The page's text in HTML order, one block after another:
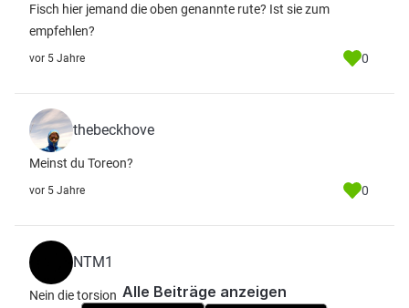
Fisch hier jemand die oben genannte rute? Ist sie zum
empfehlen?
vor 5 Jahre 0
thebeckhove
Meinst du Toreon?
vor 5 Jahre 0
NTM1
Nein die torsion Alle Beiträge anzeigen